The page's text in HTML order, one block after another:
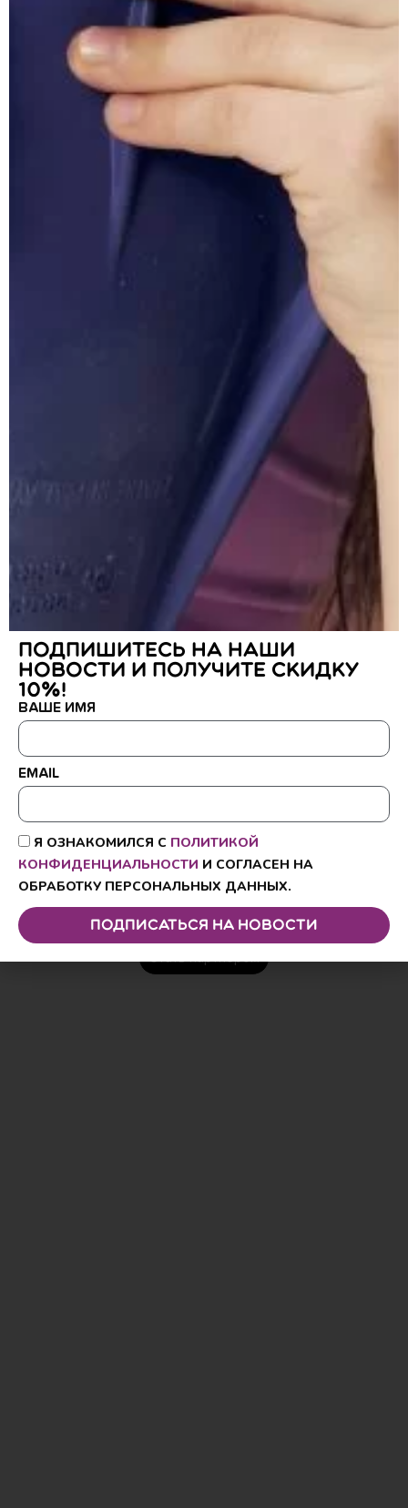
Специально для детей от 3 до 7 лет
Подходят для секций, тренировок и пляжных
приключений
Для родителей, ищущих удобные и надёжные очки
Безопасные гипоаллергенные материалы
ПРЕВРАТИТЕ ЗАНЯТИЯ ПЛАВАНИЕМ В
ЯРКОЕ ПРИКЛЮЧЕНИЕ С
Купить очки для плавания
Подпишитесь на наши
новости и получите скидку
10%!
ВАШЕ ИМЯ
EMAIL
Я ОЗНАКОМИЛСЯ С ПОЛИТИКОЙ
КОНФИДЕНЦИАЛЬНОСТИ И СОГЛАСЕН НА
ОБРАБОТКУ ПЕРСОНАЛЬНЫХ ДАННЫХ.
Подписаться на новости